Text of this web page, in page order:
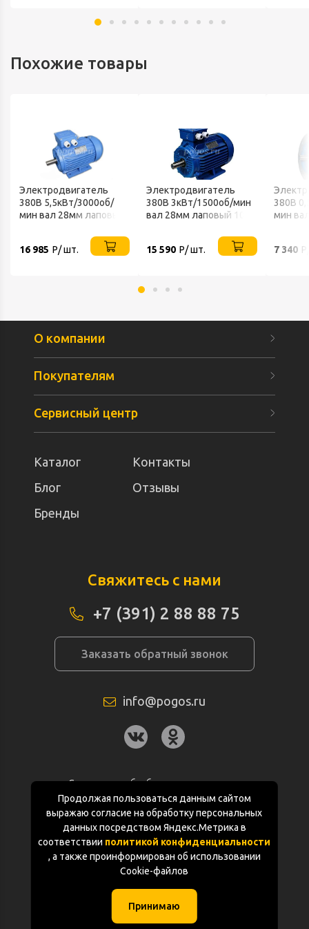
Похожие товары
Электродвигатель
380В 5,5кВт/3000об/
мин вал 28мм лаповый
16 985 Р/ шт.
Электродвигатель
380В 3кВт/1500об/мин
вал 28мм лаповый 1081
15 590 Р/ шт.
380В
мин
7 340
Продолжая пользоваться данным сайтом
выражаю согласие на обработку персональных
данных посредством Яндекс.Метрика в
соответствии политикой конфиденциальности
, а также проинформирован об использовании
Cookie-файлов
Принимаю
О компании
Покупателям
Сервисный центр
Каталог
Контакты
Блог
Отзывы
Бренды
Свяжитесь с нами
+7 (391) 2 88 88 75
Заказать обратный звонок
info@pogos.ru
Согласие на обработку персональных
данных
Политика конфиденциальности
Документация
(с) «POGOS.ru» 2010-2026 (ИП Чивчян М.Р.)